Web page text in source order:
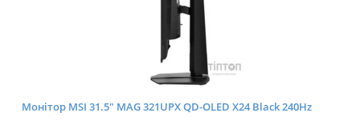
Монітор MSI 31.5" MAG 321UPX QD-OLED X24 Black 240Hz